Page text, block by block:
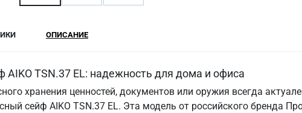
ОПИСАНИЕ
AIKO TSN.37 EL: надежность для дома и офиса
хранения ценностей, документов или оружия всегда
сейф AIKO TSN.37 EL. Эта модель от российского бренда